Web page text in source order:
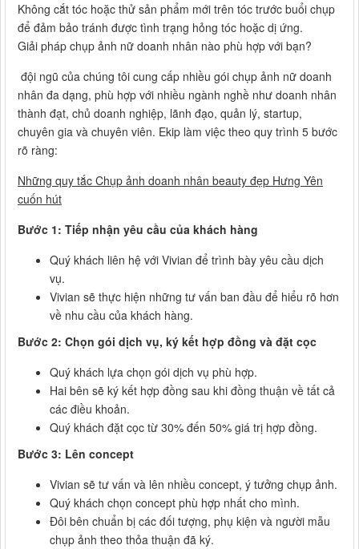
Không cắt tóc hoặc thử sản phẩm mới trên tóc trước buổi chụp
để đảm bảo tránh được tình trạng hỏng tóc hoặc dị ứng.
Giải pháp chụp ảnh nữ doanh nhân nào phù hợp với bạn?
đội ngũ của chúng tôi cung cấp nhiều gói chụp ảnh nữ doanh
nhân đa dạng, phù hợp với nhiều ngành nghề như doanh nhân
thành đạt, chủ doanh nghiệp, lãnh đạo, quản lý, startup,
chuyên gia và chuyên viên. Ekip làm việc theo quy trình 5 bước
rõ ràng:
Những quy tắc Chụp ảnh doanh nhân beauty đẹp Hưng Yên
cuốn hút
Bước 1: Tiếp nhận yêu cầu của khách hàng
Quý khách liên hệ với Vivian để trình bày yêu cầu dịch
vụ.
Vivian sẽ thực hiện những tư vấn ban đầu để hiểu rõ hơn
về nhu cầu của khách hàng.
Bước 2: Chọn gói dịch vụ, ký kết hợp đồng và đặt cọc
Quý khách lựa chọn gói dịch vụ phù hợp.
Hai bên sẽ ký kết hợp đồng sau khi đồng thuận về tất cả
các điều khoản.
Quý khách đặt cọc từ 30% đến 50% giá trị hợp đồng.
Bước 3: Lên concept
Vivian sẽ tư vấn và lên nhiều concept, ý tưởng chụp ảnh.
Quý khách chọn concept phù hợp nhất cho mình.
Đôi bên chuẩn bị các đối tượng, phụ kiện và người mẫu
chụp ảnh theo thỏa thuận đã ký.